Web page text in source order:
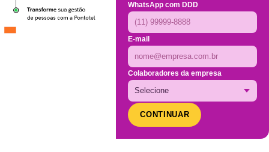
WhatsApp com DDD
E-mail
Colaboradores da empresa
CONTINUAR